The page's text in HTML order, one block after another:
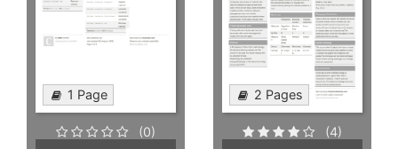
1 Page
(0)
2 Pages
(4)